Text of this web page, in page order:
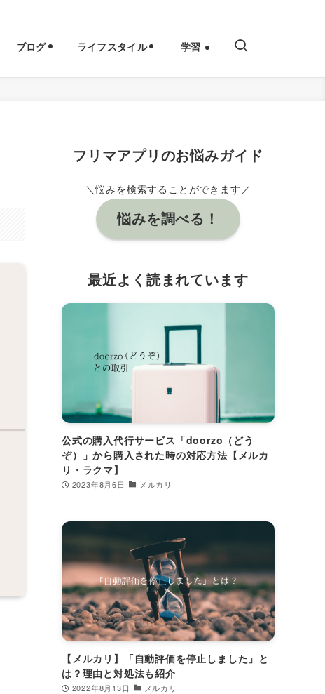
ブログ ライフスタイル 学習
フリマアプリのお悩みガイド
＼悩みを検索することができます／
悩みを調べる！
最近よく読まれています
公式の購入代行サービス「doorzo（どう
ぞ）」から購入された時の対応方法【メルカ
リ・ラクマ】
2023年8月6日 メルカリ
【メルカリ】「自動評価を停止しました」と
は？理由と対処法も紹介
2022年8月13日 メルカリ